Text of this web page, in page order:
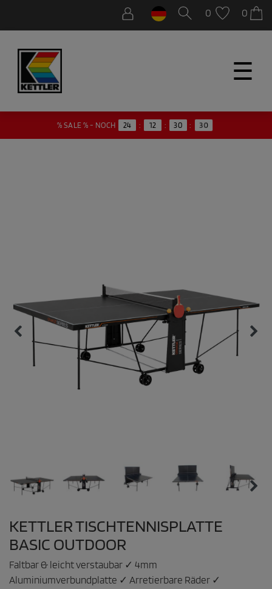
0 0
☰
KETTLER TISCHTENNISPLATTE
BASIC OUTDOOR
Faltbar & leicht verstaubar ✓ 4mm
Aluminiumverbundplatte ✓ Arretierbare Räder ✓
% SALE % - NOCH 24 : 12 : 30 : 29